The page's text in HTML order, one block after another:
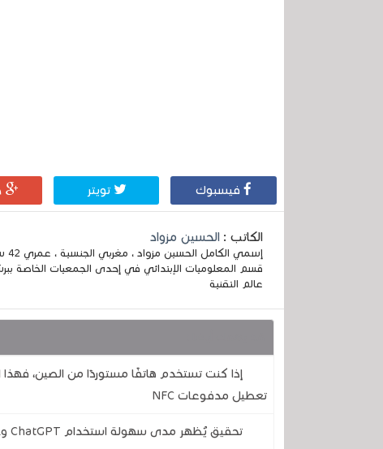
فيسبوك تويتر
الكاتب : الحسين مزواد
قسم المعلوميات الإبتدائي في إحدى الجمعيات الخاصة
عالم التقنية
إذا كنت تستخدم هاتفًا مستوردًا من الصين،
تعطيل مدفوعات NFC
تحقيق يُظهر مدى سهولة استخدام ChatGPT وGemini وCopilot لإنشاء أخبار مزيفة